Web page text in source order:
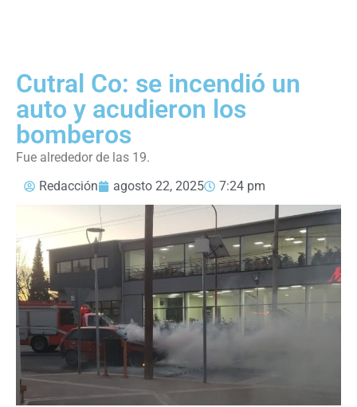
Cutral Co: se incendió un
auto y acudieron los
bomberos
Fue alrededor de las 19.
Redacción
agosto 22, 2025 7:24 pm